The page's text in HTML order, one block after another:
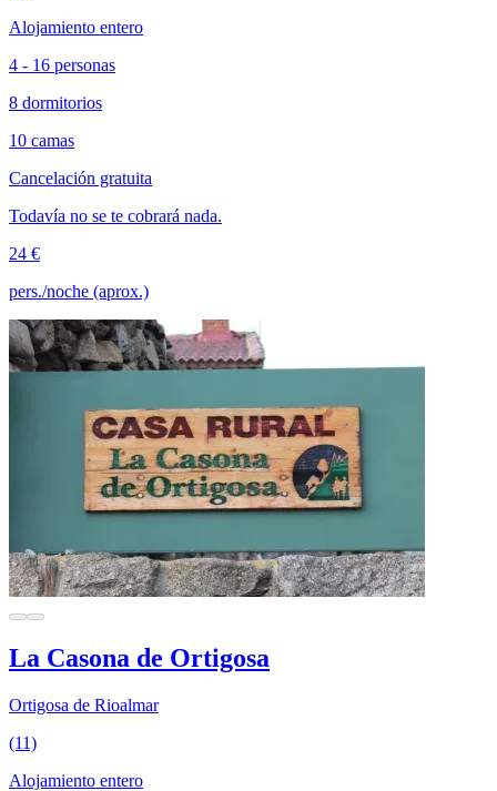
Alojamiento entero
4 - 16 personas
8 dormitorios
10 camas
Cancelación gratuita
Todavía no se te cobrará nada.
24 €
pers./noche (aprox.)
La Casona de Ortigosa
Ortigosa de Rioalmar
(11)
Alojamiento entero